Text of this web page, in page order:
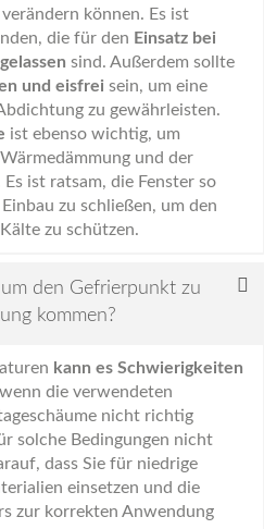
können. Es ist
die für den Einsatz bei
sind. Außerdem sollte
und eisfrei sein, um eine
zu gewährleisten.
ist ebenso wichtig, um
und der
ist ratsam, die Fenster so
zu schließen, um den
zu schützen.
den Gefrierpunkt zu
kommen?
kann es Schwierigkeiten
wenn die verwendeten
nicht richtig
solche Bedingungen nicht
dass Sie für niedrige
einsetzen und die
zur korrekten Anwendung